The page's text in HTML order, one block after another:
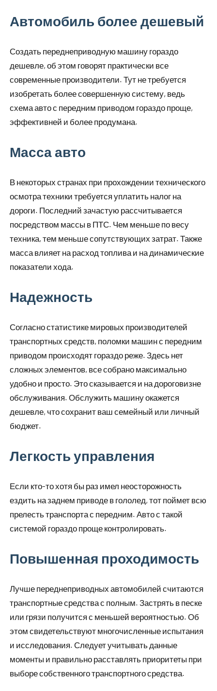
Автомобиль более дешевый
Создать переднеприводную машину гораздо
дешевле, об этом говорят практически все
современные производители. Тут не требуется
изобретать более совершенную систему, ведь
схема авто с передним приводом гораздо проще,
эффективней и более продумана.
Масса авто
В некоторых странах при прохождении технического
осмотра техники требуется уплатить налог на
дороги. Последний зачастую рассчитывается
посредством массы в ПТС. Чем меньше по весу
техника, тем меньше сопутствующих затрат. Также
масса влияет на расход топлива и на динамические
показатели хода.
Надежность
Согласно статистике мировых производителей
транспортных средств, поломки машин с передним
приводом происходят гораздо реже. Здесь нет
сложных элементов, все собрано максимально
удобно и просто. Это сказывается и на дороговизне
обслуживания. Обслужить машину окажется
дешевле, что сохранит ваш семейный или личный
бюджет.
Легкость управления
Если кто-то хотя бы раз имел неосторожность
ездить на заднем приводе в гололед, тот поймет всю
прелесть транспорта с передним. Авто с такой
системой гораздо проще контролировать.
Повышенная проходимость
Лучше переднеприводных автомобилей считаются
транспортные средства с полным. Застрять в песке
или грязи получится с меньшей вероятностью. Об
этом свидетельствуют многочисленные испытания
и исследования. Следует учитывать данные
моменты и правильно расставлять приоритеты при
выборе собственного транспортного средства.